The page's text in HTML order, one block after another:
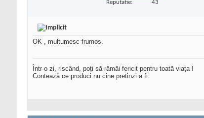
Reputatie: 43
OK , multumesc frumos.
Într-o zi, riscând, poți să rămâi fericit pentru toată viața !
Contează ce produci nu cine pretinzi a fi.